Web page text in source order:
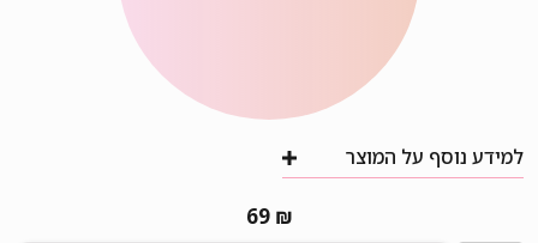
למידע נוסף על המוצר
69 ₪